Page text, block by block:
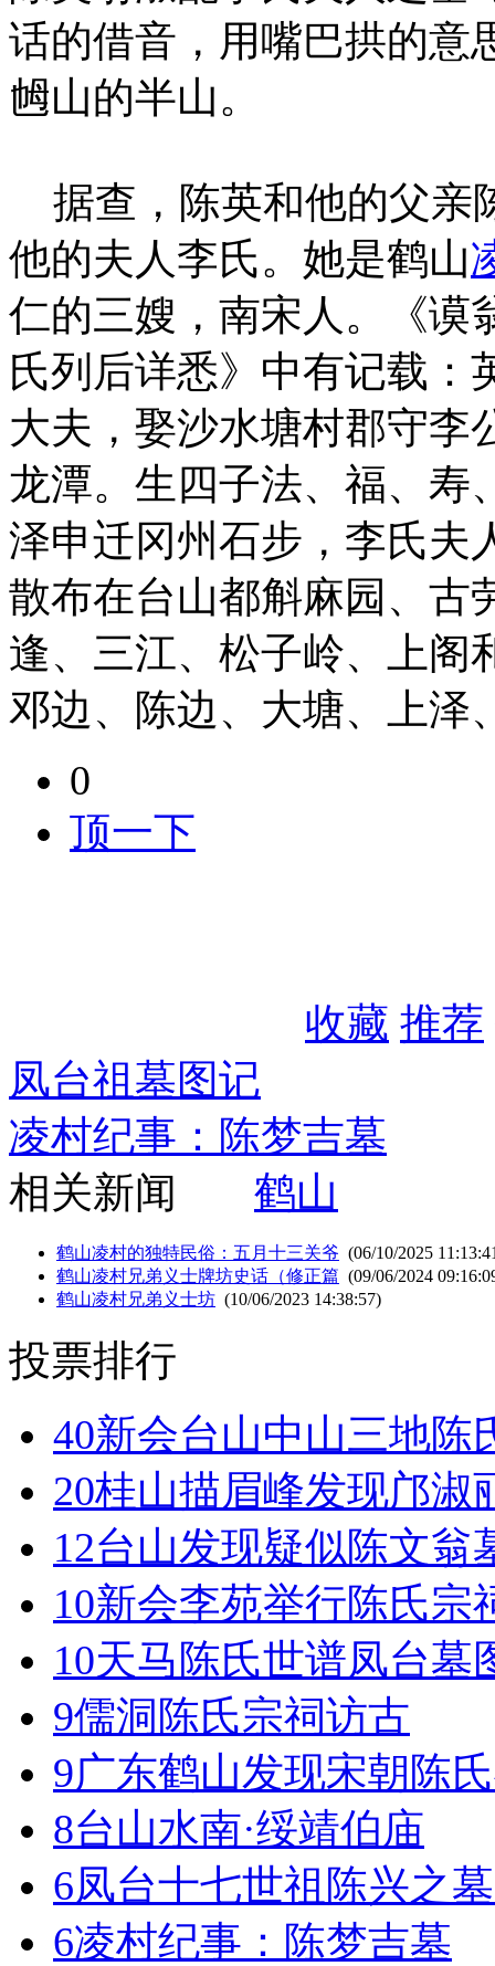
话的借音，用嘴巴拱的意
乸山的半山。
据查，陈英和他的父亲
他的夫人李氏。她是鹤山
仁的三嫂，南宋人。《谟
氏列后详悉》中有记载：
大夫，娶沙水塘村郡守李
龙潭。生四子法、福、寿
泽申迁冈州石步，李氏夫
散布在台山都斛麻园、古
逢、三江、松子岭、上阁
邓边、陈边、大塘、上泽
0
顶一下
收藏 推荐
凤台祖墓图记
凌村纪事：陈梦吉墓
相关新闻
鹤山
鹤山凌村的独特民俗：五月十三关爷 (06/10/2025
鹤山凌村兄弟义士牌坊史话（修正篇 (09/06/2024
鹤山凌村兄弟义士坊 (10/06/2023 14:38:57)
投票排行
40新会台山中山三地陈
20桂山描眉峰发现邝淑
12台山发现疑似陈文翁
10新会李苑举行陈氏宗
10天马陈氏世谱凤台墓
9儒洞陈氏宗祠访古
9广东鹤山发现宋朝陈
8台山水南·绥靖伯庙
6凤台十七世祖陈兴之
6凌村纪事：陈梦吉墓